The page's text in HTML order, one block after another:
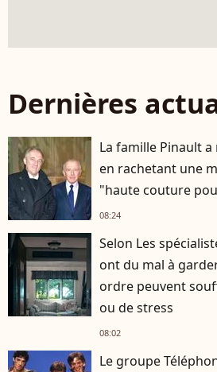
Dernières
La famille Pinault
en rachetant une
"haute couture
08:24
Selon Les
ont du mal à
ordre peuvent
ou de stress
08:02
Le groupe